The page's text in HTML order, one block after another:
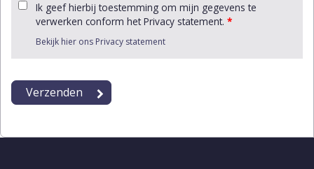
Ik geef hierbij toestemming om mijn gegevens te
verwerken conform het Privacy statement. *
Bekijk hier ons Privacy statement